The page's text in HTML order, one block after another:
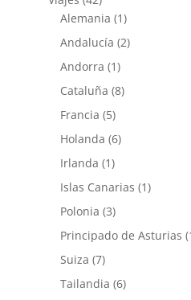
Alemania (1)
Andalucía (2)
Andorra (1)
Cataluña (8)
Francia (5)
Holanda (6)
Irlanda (1)
Islas Canarias (1)
Polonia (3)
Principado de Asturias
Suiza (7)
Tailandia (6)